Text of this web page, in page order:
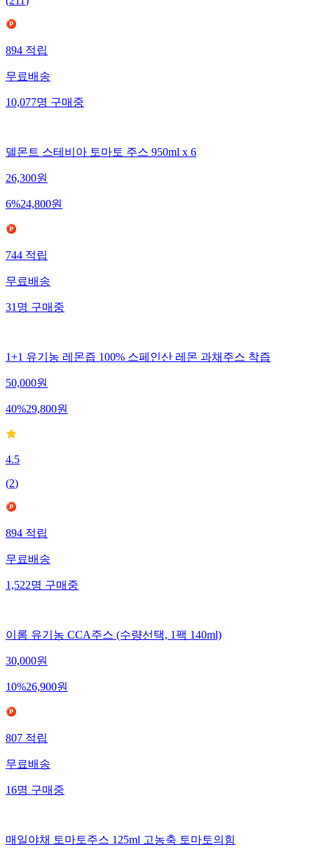
(211)
894적립
무료배송
10,077명구매중
델몬트 스테비아 토마토 주스 950ml x 6
26,300원
6%24,800원
744적립
무료배송
31명구매중
1+1 유기농 레몬즙 100% 스페인산 레몬 과채주스 착즙
50,000원
40%29,800원
4.5
(2)
894적립
무료배송
1,522명구매중
이롬 유기농 CCA주스 (수량선택, 1팩 140ml)
30,000원
10%26,900원
807적립
무료배송
16명구매중
매일야채 토마토주스 125ml 고농축 토마토의힘